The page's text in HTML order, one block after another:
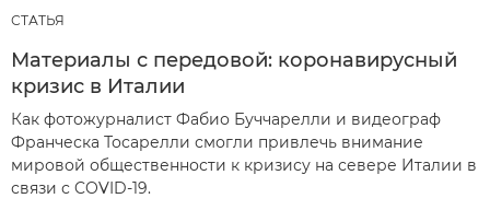
СТАТЬЯ
Материалы с передовой: коронавирусный
кризис в Италии
Как фотожурналист Фабио Буччарелли и видеограф
Франческа Тосарелли смогли привлечь внимание
мировой общественности к кризису на севере Италии в
связи с COVID-19.